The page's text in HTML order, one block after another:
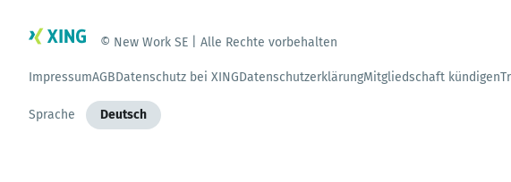
© New Work SE | Alle Rechte vorbehalten
ImpressumAGBDatenschutz bei XINGDatenschutzerklärungMitgliedschaft kündigen
Sprache Deutsch